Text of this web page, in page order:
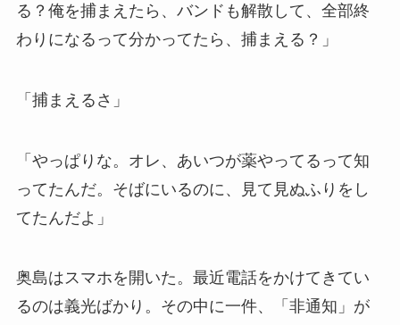
る？俺を捕まえたら、バンドも解散して、全部終
わりになるって分かってたら、捕まえる？」
「捕まえるさ」
「やっぱりな。オレ、あいつが薬やってるって知
ってたんだ。そばにいるのに、見て見ぬふりをし
てたんだよ」
奥島はスマホを開いた。最近電話をかけてきてい
るのは義光ばかり。その中に一件、「非通知」が